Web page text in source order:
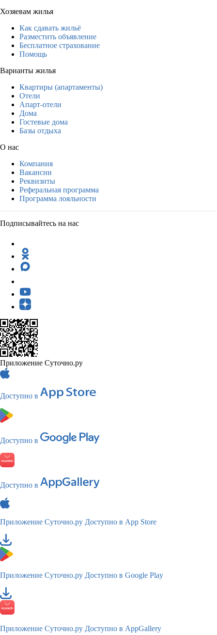
Хозяевам жилья
Как сдавать жильё
Разместить объявление
Бесплатное страхование
Помощь
Варианты жилья
Квартиры (апартаменты)
Отели
Апарт-отели
Дома
Гостевые дома
Базы отдыха
О нас
Компания
Вакансии
Реквизиты
Реферальная программа
Программа лояльности
Подписывайтесь на нас
Приложение Суточно.ру
Доступно в
Доступно в
Доступно в
Приложение Суточно.ру Доступно в App Store
Приложение Суточно.ру Доступно в Google Play
Приложение Суточно.ру Доступно в AppGallery